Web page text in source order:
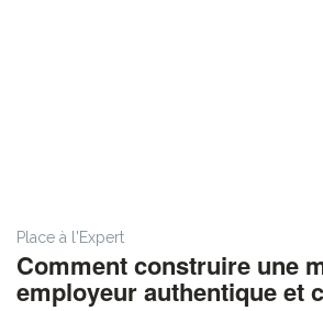
Place à l'Expert
Comment construire une
employeur authentique et